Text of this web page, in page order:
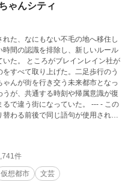
ゃんシティ
た、なにもない不毛の地へ移住し
間の認識を排除し、新しいルール
た。 ところがブレインレイン社が
すべて取り上げた。二足歩行のう
ゃんが街を行き交う未来都市となっ
うが、共通する時刻や帰属意識が復
う街になっていた。 --- - この
わる前後で同じ語句が使用されま
がりません）。エピソードの最後
ソードが中途半端な文で終わり、
す。 - こういうへんてこな繋がり
なのでどうぞご了承ください。 他
しています
件
仮想都市
文芸